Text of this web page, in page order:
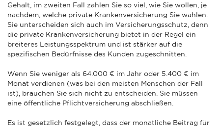
Gehalt, im zweiten Fall zahlen Sie so viel, wie Sie wollen, je
nachdem, welche private Krankenversicherung Sie wählen.
Sie unterscheiden sich auch im Versicherungsschutz, denn
die private Krankenversicherung bietet in der Regel ein
breiteres Leistungsspektrum und ist stärker auf die
spezifischen Bedürfnisse des Kunden zugeschnitten.
Wenn Sie weniger als 64.000 € im Jahr oder 5.400 € im
Monat verdienen (was bei den meisten Menschen der Fall
ist), brauchen Sie sich nicht zu entscheiden. Sie müssen
eine öffentliche Pflichtversicherung abschließen.
Es ist gesetzlich festgelegt, dass der monatliche Beitrag für